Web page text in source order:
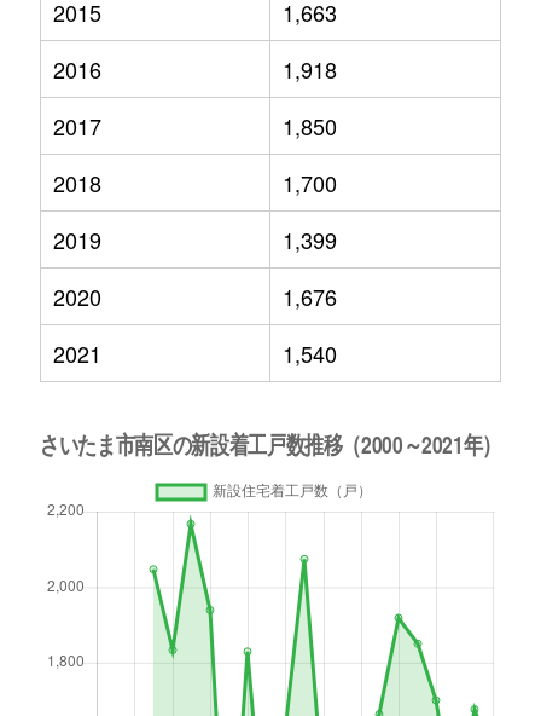
2015
1,663
2016
1,918
2017
1,850
2018
1,700
2019
1,399
2020
1,676
2021
1,540